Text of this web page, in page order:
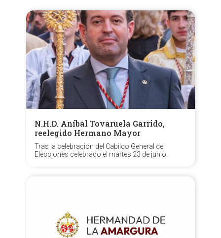
N.H.D. Aníbal Tovaruela Garrido,
reelegido Hermano Mayor
Tras la celebración del Cabildo General de
Elecciones celebrado el martes 23 de junio.